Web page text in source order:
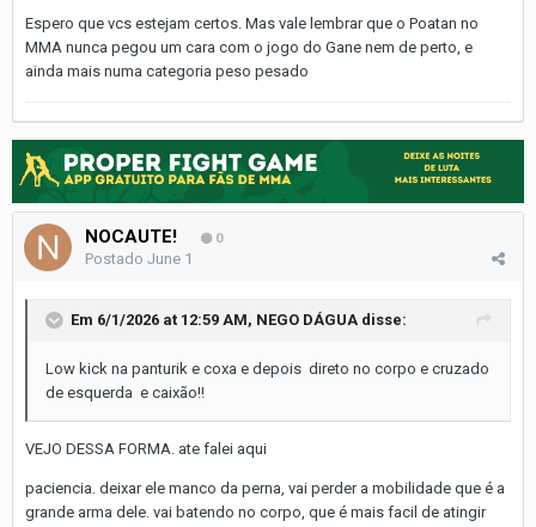
Espero que vcs estejam certos. Mas vale lembrar que o Poatan no
MMA nunca pegou um cara com o jogo do Gane nem de perto, e
ainda mais numa categoria peso pesado
NOCAUTE! 0
Postado June 1
Em 6/1/2026 at 12:59 AM, NEGO DÁGUA disse:
Low kick na panturik e coxa e depois direto no corpo e cruzado
de esquerda e caixão!!
VEJO DESSA FORMA. ate falei aqui
paciencia. deixar ele manco da perna, vai perder a mobilidade que é a
grande arma dele. vai batendo no corpo, que é mais facil de atingir